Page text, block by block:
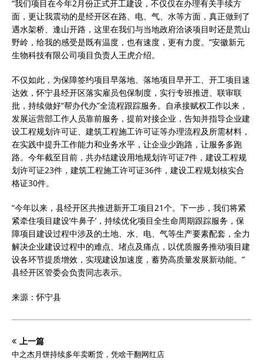
“我们项目在今年2月份正式开工建设，不仅仅在办理有关手续方
面，更让我震动的是经开区在路、电、气、水等方面，真正做到了
遇水架桥、逢山开路，这里在我们与当地政府洽谈项目时还是荒山
野岭，给我的感受是既有温度，也有速度，更有力度。”安徽新元
生物科技有限公司项目负责人王虎介绍。
不仅如此，为保障签约项目早落地、落地项目早开工、开工项目速
达效，怀宁县经开区落实雇员包保制度，实行专班推进、联审联
批，持续做好“帮办代办”全流程跟踪服务。自承接赋权工作以来，
发展运营部工作人员靠前服务，提前对接企业，告知并指导企业建
设工程规划许可证、建筑工程施工许可证等办理流程及所需材料，
在实践中提升工作能力和业务水平，让企业少跑路，让服务多跑
路。今年截至目前，共办结建设用地规划许可证7件，建设工程规
划许可证23件，建筑工程施工许可证36件，建设工程规划核实合
格证30件。
“今年以来，县经开区共推进新开工项目21个。下一步，我们将紧
紧牵住项目建设‘牛鼻子’，持续优化项目全生命周期跟踪服务，保
障项目建设过程中涉及的土地、水、电、气等生产要素配套，全力
解决企业建设过程中的难点、堵点及痛点，以优质服务推动项目建
设各环节提质增效，实现建设加速度，蓄势高质量发展新动能。”
县经开区管委会负责同志表示。
来源：怀宁县
上一篇
中之杰月饼持续多年卖断货，凭啥干翻网红店